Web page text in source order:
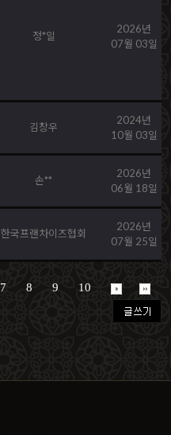
정*일
2026년
07월 03일
김창우
2024년
10월 03일
손**
2026년
06월 18일
한국프랜차이즈협회
2026년
07월 25일
7 8 9 10